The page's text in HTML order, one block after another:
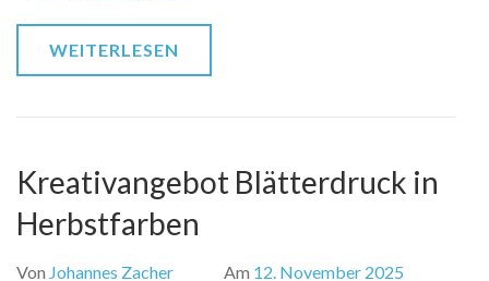
WEITERLESEN
Kreativangebot Blätterdruck in
Herbstfarben
Von Johannes Zacher Am 12. November 2025